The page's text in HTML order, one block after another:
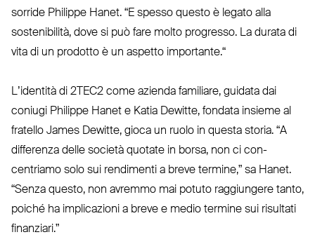
sorride Philippe Hanet. “E spesso questo è legato alla
soste­nibilità, dove si può fare molto progresso. La durata di
vita di un prodotto è un aspetto importante.“
L’i­dentità di 2TEC2 come azienda familiare, guidata dai
coniugi Philippe Hanet e Katia Dewitte, fondata insieme al
fratello James Dewitte, gioca un ruolo in questa storia. “A
dif­ferenza delle società quotate in borsa, non ci con­
centriamo solo sui ren­dimenti a breve termine,” sa Hanet.
“Senza questo, non avremmo mai potuto rag­giungere tanto,
poiché ha impli­cazioni a breve e medio termine sui risultati
finanziari.”